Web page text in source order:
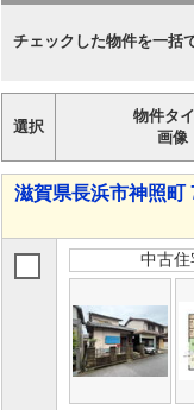
チェックした物件を一括
選択
物件タ
画像
滋賀県長浜市神照町
中古住